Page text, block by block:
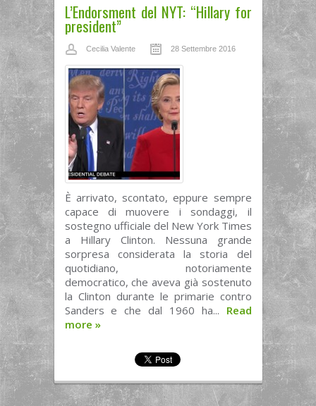
L’Endorsment del NYT: “Hillary for
president”
Cecilia Valente 28 Settembre 2016
È arrivato, scontato, eppure sempre
capace di muovere i sondaggi, il
sostegno ufficiale del New York Times
a Hillary Clinton. Nessuna grande
sorpresa considerata la storia del
quotidiano, notoriamente
democratico, che aveva già sostenuto
la Clinton durante le primarie contro
Sanders e che dal 1960 ha... Read
more »